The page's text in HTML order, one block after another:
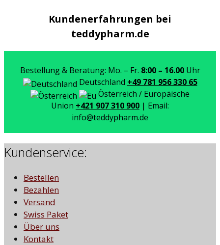
Kundenerfahrungen bei
teddypharm.de
Bestellung & Beratung: Mo. – Fr. 8:00 – 16.00Uhr
Deutschland +49 781 956 330 65
Österreich / Europäische
Union +421 907 310 900 | Email:
info@teddypharm.de
Kundenservice:
Bestellen
Bezahlen
Versand
Swiss Paket
Über uns
Kontakt